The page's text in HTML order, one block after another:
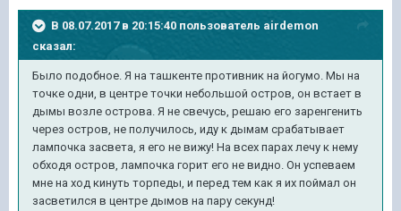
В 08.07.2017 в 20:15:40 пользователь airdemon
сказал:
Было подобное. Я на ташкенте противник на йогумо. Мы на
точке одни, в центре точки небольшой остров, он встает в
дымы возле острова. Я не свечусь, решаю его заренгенить
через остров, не получилось, иду к дымам срабатывает
лампочка засвета, я его не вижу! На всех парах лечу к нему
обходя остров, лампочка горит его не видно. Он успеваем
мне на ход кинуть торпеды, и перед тем как я их поймал он
засветился в центре дымов на пару секунд!